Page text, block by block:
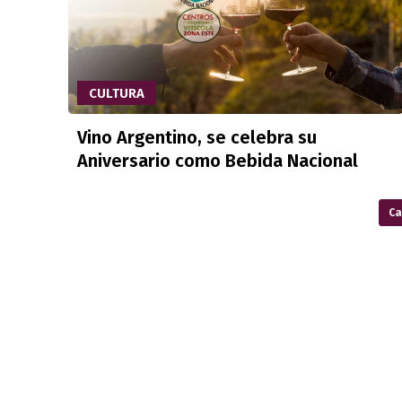
CULTURA
Vino Argentino, se celebra su
Aniversario como Bebida Nacional